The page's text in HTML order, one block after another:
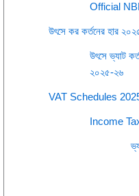
Official
উৎসে কর কর্তনের হার
উৎসে ভ্যাট
২০২৫-২৬
VAT Schedules
Income